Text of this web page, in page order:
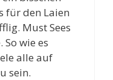
für den Laien
Must Sees
wie es
alle auf
sein.